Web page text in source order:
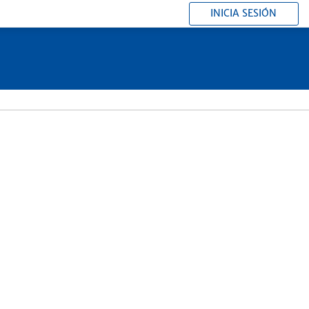
INICIA SESIÓN